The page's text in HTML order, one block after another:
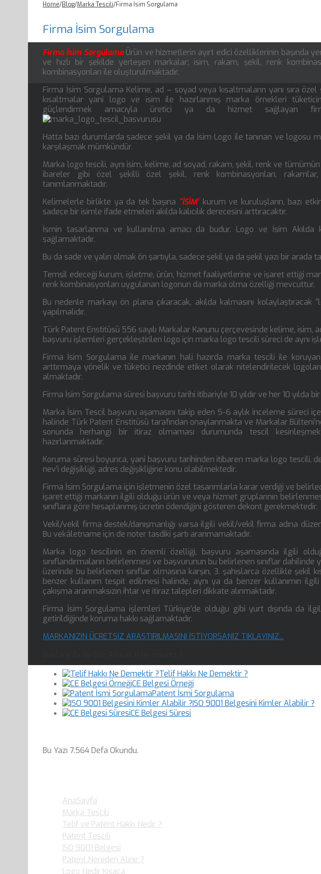
Home/Blog/Marka Tescili/Firma İsim Sorgulama
Firma İsim Sorgulama
Firma İsim SorgulamaÜrün ve hizmetlerin ayırt edici özelliklerinin başında
ve hızlı bir şekilde yerleşen markalar; isim, rakam, şekil, renk
kombinasyonları ile oluşturulmaktadır.
Firma İsim Sorgulama Kelime, ad – soyad veya kısaltmaların yanı sıra
kısaltmalar yani logo ve isim ile hazırlanmış marka örnekleri
güçlendirmek amacıyla üretici ya da hizmet sağlayan
Hatta bazı durumlarda sadece şekil ya da İsim Logo ile tanınan ve logosu
karşılaşmak mümkündür.
Marka logo tescili, aynı isim, kelime, ad soyad, rakam, şekil, renk ve tümümün
ibareler gibi özel şekilli özel şekil, renk kombinasyonları,
tanımlanmaktadır.
Kelimelerle birlikte ya da tek başına “İSİM” kurum ve kuruluşların, bazı
sadece bir isimle ifade etmeleri akılda kalıcılık derecesini arttıracaktır.
İsmin tasarlanma ve kullanılma amacı da budur. Logo ve İsim Akılda
sağlamaktadır.
Bu da sade ve yalın olmak ön şartıyla, sadece şekil ya da şekil yazı bir arada
Temsil edeceği kurum, işletme, ürün, hizmet faaliyetlerine ve işaret ettiği
renk kombinasyonları uygulanan logonun da marka olma özelliği mevcuttur.
Bu nedenle markayı ön plana çıkaracak, akılda kalmasını
yapılmalıdır.
Türk Patent Enstitüsü 556 sayılı Markalar Kanunu çerçevesinde kelime, isim,
başvuru işlemleri gerçekleştirilen logo için marka logo tescili süreci de aynı
Firma İsim Sorgulama ile markanın hali hazırda marka tescili ile koruyan
arttırmaya yönelik ve tüketici nezdinde etiket olarak nitelendirilecek
almaktadır.
Firma İsim Sorgulama süresi başvuru tarihi itibariyle 10 yıldır ve her 10 yılda
Marka İsim Tescil başvuru aşamasını takip eden 5-6 aylık inceleme süreci
halinde Türk Patent Enstitüsü tarafından onaylanmakta ve Markalar
sonunda herhangi bir itiraz olmaması durumunda tescil
hazırlanmaktadır.
Koruma süresi boyunca, yani başvuru tarihinden itibaren marka logo tescili,
nev’i değişikliği, adres değişikliğine konu olabilmektedir.
Firma İsim Sorgulama için işletmenin özel tasarımlarla karar verdiği ve
işaret ettiği markanın ilgili olduğu ürün ve veya hizmet gruplarının
sınıflara göre hesaplanmış ücretin ödendiğini gösteren dekont gerekmektedir.
Vekil/vekil firma destek/danışmanlığı varsa ilgili vekil/vekil firma adına
Bu vekâletname için de noter tasdiki şartı aranmamaktadır.
Marka logo tescilinin en önemli özelliği, başvuru aşamasında ilgili
sınıflandırmaların belirlenmesi ve başvurunun bu belirlenen sınıflar
üzerinde bu belirlenen sınıflar olmasına karşın, 3. şahıslarca özellikle şekil
benzer kullanım tespit edilmesi halinde, aynı ya da benzer kullanımın
çakışma aranmaksızın ihtar ve itiraz talepleri dikkate alınmaktadır.
Firma İsim Sorgulama işlemleri Türkiye’de olduğu gibi yurt dışında da
getirildiğinde koruma hakkı sağlamaktadır.
MARKANIZIN ÜCRETSİZ ARAŞTIRILMASINI İSTİYORSANIZ TIKLAYINIZ...
Telif Hakkı Ne Demektir ?
CE Belgesi Örneği
Patent İsmi Sorgulama
ISO 9001 Belgesini Kimler Alabilir ?
CE Belgesi Süresi
Bu Yazı 7.564 Defa Okundu.
AnaSayfa
Marka Tescili
Telif ve Patent Hakkı Nedir ?
Patent Tescili
ISO 9001 Belgesi
Patent Nereden Alınır ?
Logo Nedir Kısaca